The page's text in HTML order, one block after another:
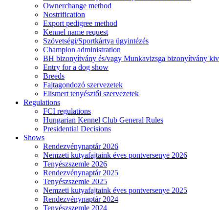
Ownerchange method
Nostrification
Export pedigree method
Kennel name request
Szövetségi/Sportkártya ügyintézés
Champion administration
BH bizonyítvány és/vagy Munkavizsga bizonyítvány
Entry for a dog show
Breeds
Fajtagondozó szervezetek
Elismert tenyésztői szervezetek
Regulations
FCI regulations
Hungarian Kennel Club General Rules
Presidential Decisions
Shows
Rendezvénynaptár 2026
Nemzeti kutyafajtaink éves pontversenye 2026
Tenyészszemle 2026
Rendezvénynaptár 2025
Tenyészszemle 2025
Nemzeti kutyafajtaink éves pontversenye 2025
Rendezvénynaptár 2024
Tenyészszemle 2024